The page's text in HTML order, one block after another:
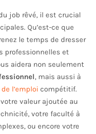
job rêvé, il est crucial
Qu’est-ce que
le temps de dresser
professionnelles et
aidera non seulement
, mais aussi à
l’emploi compétitif.
valeur ajoutée au
votre faculté à
ou encore votre